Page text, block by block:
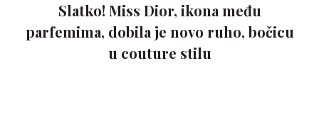
Slatko! Miss Dior, ikona među
parfemima, dobila je novo ruho, bočicu
u couture stilu